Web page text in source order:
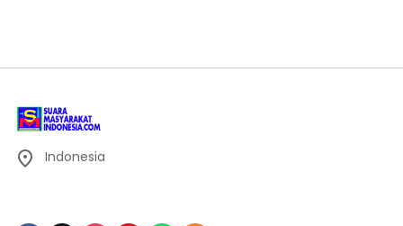
Indonesia